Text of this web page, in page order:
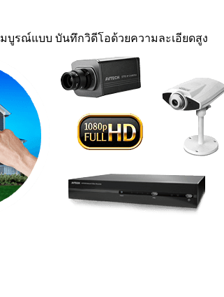
มบูรณ์แบบ บันทึกวิดีโอด้วยความละเอียดสูง